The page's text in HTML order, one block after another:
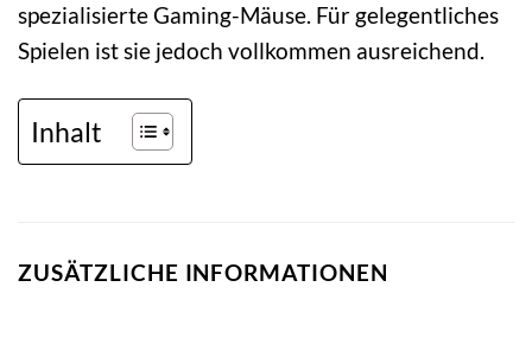
spezialisierte Gaming-Mäuse. Für gelegentliches
Spielen ist sie jedoch vollkommen ausreichend.
Inhalt
ZUSÄTZLICHE INFORMATIONEN